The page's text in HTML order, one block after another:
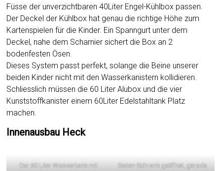
Füsse der unverzichtbaren 40Liter Engel-Kühlbox passen.
Der Deckel der Kühlbox hat genau die richtige Höhe zum
Kartenspielen für die Kinder. Ein Spanngurt unter dem
Deckel, nahe dem Scharnier sichert die Box an 2
bodenfesten Ösen.
Dieses System passt perfekt, solange die Beine unserer
beiden Kinder nicht mit den Wasserkanistern kollidieren.
Schliesslich müssen die 60 Liter Alubox und die vier
Kunststoffkanister einem 60Liter Edelstahltank Platz
machen.
Innenausbau Heck
Der 60 Liter Wassertank mit
Seiten-Schrank geöffnet, gerade